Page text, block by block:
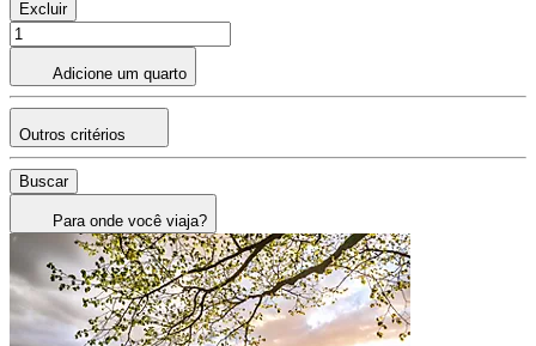
Excluir
Adicione um quarto
Outros critérios
Buscar
Para onde você viaja?